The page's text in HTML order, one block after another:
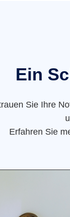
Ein
Sie Ihre
Erfahren Sie